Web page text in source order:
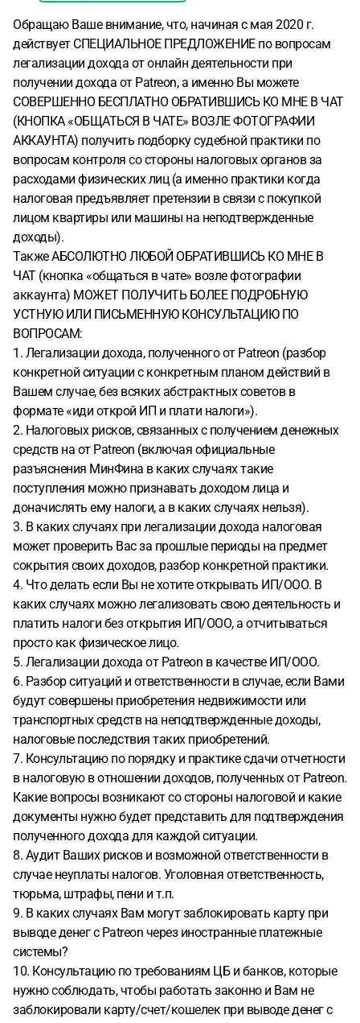
Обращаю Ваше внимание, что, начиная с мая 2020 г.
действует СПЕЦИАЛЬНОЕ ПРЕДЛОЖЕНИЕ по вопросам
легализации дохода от онлайн деятельности при
получении дохода от Patreon, а именно Вы можете
СОВЕРШЕННО БЕСПЛАТНО ОБРАТИВШИСЬ КО МНЕ В ЧАТ
(КНОПКА «ОБЩАТЬСЯ В ЧАТЕ» ВОЗЛЕ ФОТОГРАФИИ
АККАУНТА) получить подборку судебной практики по
вопросам контроля со стороны налоговых органов за
расходами физических лиц (а именно практики когда
налоговая предъявляет претензии в связи с покупкой
лицом квартиры или машины на неподтвержденные
доходы).
Также АБСОЛЮТНО ЛЮБОЙ ОБРАТИВШИСЬ КО МНЕ В
ЧАТ (кнопка «общаться в чате» возле фотографии
аккаунта) МОЖЕТ ПОЛУЧИТЬ БОЛЕЕ ПОДРОБНУЮ
УСТНУЮ ИЛИ ПИСЬМЕННУЮ КОНСУЛЬТАЦИЮ ПО
ВОПРОСАМ:
1. Легализации дохода, полученного от Patreon (разбор
конкретной ситуации с конкретным планом действий в
Вашем случае, без всяких абстрактных советов в
формате «иди открой ИП и плати налоги»).
2. Налоговых рисков, связанных с получением денежных
средств на от Patreon (включая официальные
разъяснения МинФина в каких случаях такие
поступления можно признавать доходом лица и
доначислять ему налоги, а в каких случаях нельзя).
3. В каких случаях при легализации дохода налоговая
может проверить Вас за прошлые периоды на предмет
сокрытия своих доходов, разбор конкретной практики.
4. Что делать если Вы не хотите открывать ИП/ООО. В
каких случаях можно легализовать свою деятельность и
платить налоги без открытия ИП/ООО, а отчитываться
просто как физическое лицо.
5. Легализации дохода от Patreon в качестве ИП/ООО.
6. Разбор ситуаций и ответственности в случае, если Вами
будут совершены приобретения недвижимости или
транспортных средств на неподтвержденные доходы,
налоговые последствия таких приобретений.
7. Консультацию по порядку и практике сдачи отчетности
в налоговую в отношении доходов, полученных от Patreon.
Какие вопросы возникают со стороны налоговой и какие
документы нужно будет представить для подтверждения
полученного дохода для каждой ситуации.
8. Аудит Ваших рисков и возможной ответственности в
случае неуплаты налогов. Уголовная ответственность,
тюрьма, штрафы, пени и т.п.
9. В каких случаях Вам могут заблокировать карту при
выводе денег с Patreon через иностранные платежные
системы?
10. Консультацию по требованиям ЦБ и банков, которые
нужно соблюдать, чтобы работать законно и Вам не
заблокировали карту/счет/кошелек при выводе денег с